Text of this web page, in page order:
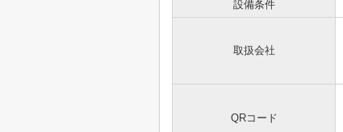
設備条件
取扱会社
QRコード